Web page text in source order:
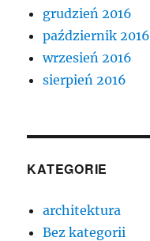
grudzień 2016
październik 2016
wrzesień 2016
sierpień 2016
KATEGORIE
architektura
Bez kategorii